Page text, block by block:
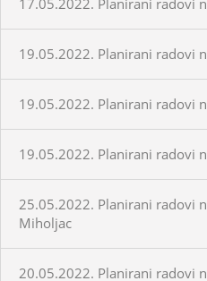
19.05.2022. Planirani radovi
19.05.2022. Planirani radovi
19.05.2022. Planirani radovi
25.05.2022. Planirani radovi
Miholjac
20.05.2022. Planirani radovi